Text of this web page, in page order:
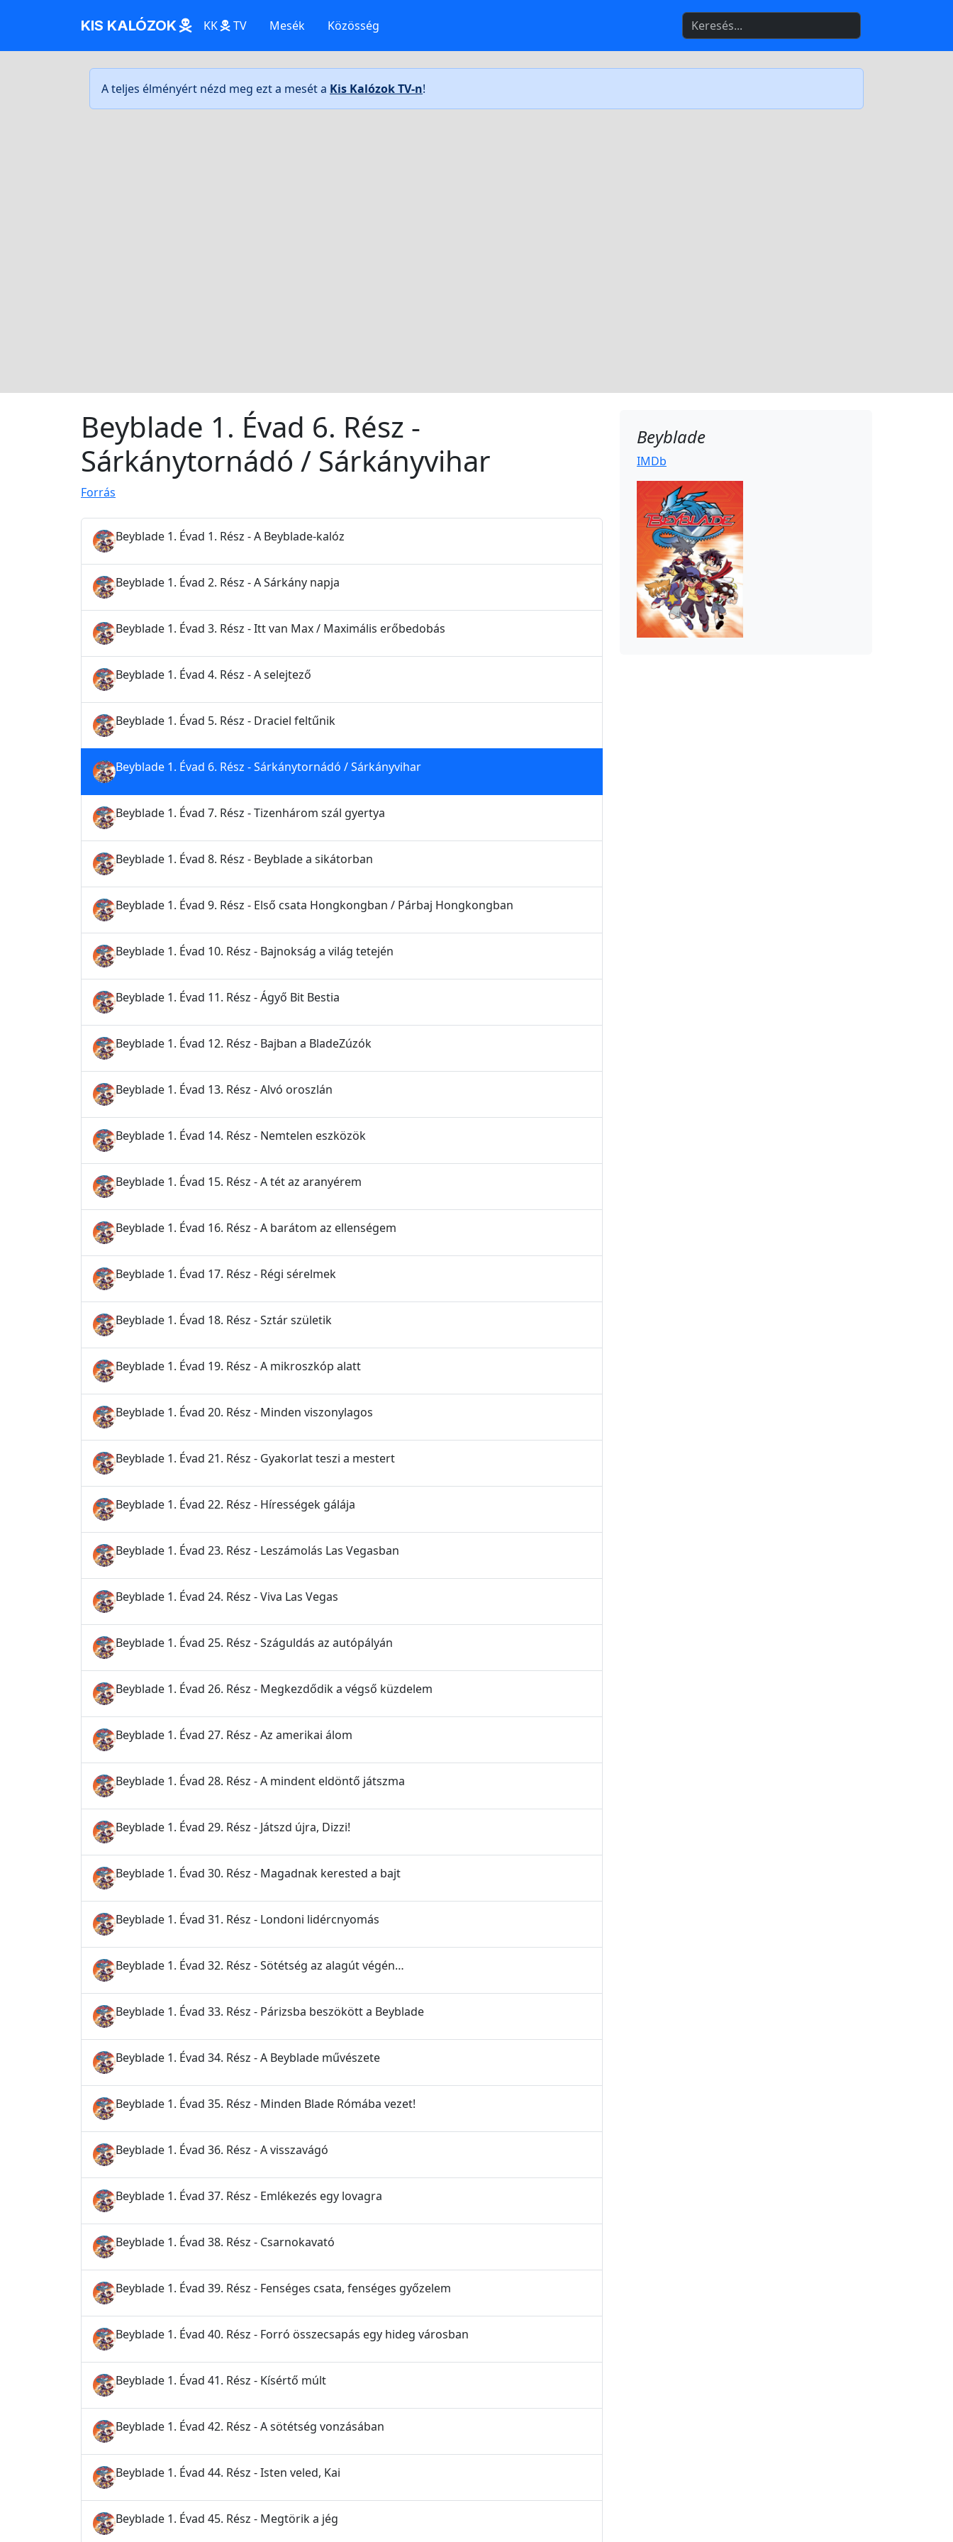
KIS KALÓZOK KK TV Mesék Közösség
A teljes élményért nézd meg ezt a mesét a Kis Kalózok TV-n!
Beyblade 1. Évad 6. Rész -
Sárkánytornádó / Sárkányvihar
Forrás
Beyblade 1. Évad 1. Rész - A Beyblade-kalóz
Beyblade 1. Évad 2. Rész - A Sárkány napja
Beyblade 1. Évad 3. Rész - Itt van Max / Maximális erőbedobás
Beyblade 1. Évad 4. Rész - A selejtező
Beyblade 1. Évad 5. Rész - Draciel feltűnik
Beyblade 1. Évad 6. Rész - Sárkánytornádó / Sárkányvihar
Beyblade 1. Évad 7. Rész - Tizenhárom szál gyertya
Beyblade 1. Évad 8. Rész - Beyblade a sikátorban
Beyblade 1. Évad 9. Rész - Első csata Hongkongban / Párbaj Hongkongban
Beyblade 1. Évad 10. Rész - Bajnokság a világ tetején
Beyblade 1. Évad 11. Rész - Ágyő Bit Bestia
Beyblade 1. Évad 12. Rész - Bajban a BladeZúzók
Beyblade 1. Évad 13. Rész - Alvó oroszlán
Beyblade 1. Évad 14. Rész - Nemtelen eszközök
Beyblade 1. Évad 15. Rész - A tét az aranyérem
Beyblade 1. Évad 16. Rész - A barátom az ellenségem
Beyblade 1. Évad 17. Rész - Régi sérelmek
Beyblade 1. Évad 18. Rész - Sztár születik
Beyblade 1. Évad 19. Rész - A mikroszkóp alatt
Beyblade 1. Évad 20. Rész - Minden viszonylagos
Beyblade 1. Évad 21. Rész - Gyakorlat teszi a mestert
Beyblade 1. Évad 22. Rész - Hírességek gálája
Beyblade 1. Évad 23. Rész - Leszámolás Las Vegasban
Beyblade 1. Évad 24. Rész - Viva Las Vegas
Beyblade 1. Évad 25. Rész - Száguldás az autópályán
Beyblade 1. Évad 26. Rész - Megkezdődik a végső küzdelem
Beyblade 1. Évad 27. Rész - Az amerikai álom
Beyblade 1. Évad 28. Rész - A mindent eldöntő játszma
Beyblade 1. Évad 29. Rész - Játszd újra, Dizzi!
Beyblade 1. Évad 30. Rész - Magadnak kerested a bajt
Beyblade 1. Évad 31. Rész - Londoni lidércnyomás
Beyblade 1. Évad 32. Rész - Sötétség az alagút végén…
Beyblade 1. Évad 33. Rész - Párizsba beszökött a Beyblade
Beyblade 1. Évad 34. Rész - A Beyblade művészete
Beyblade 1. Évad 35. Rész - Minden Blade Rómába vezet!
Beyblade 1. Évad 36. Rész - A visszavágó
Beyblade 1. Évad 37. Rész - Emlékezés egy lovagra
Beyblade 1. Évad 38. Rész - Csarnokavató
Beyblade 1. Évad 39. Rész - Fenséges csata, fenséges győzelem
Beyblade 1. Évad 40. Rész - Forró összecsapás egy hideg városban
Beyblade 1. Évad 41. Rész - Kísértő múlt
Beyblade 1. Évad 42. Rész - A sötétség vonzásában
Beyblade 1. Évad 44. Rész - Isten veled, Kai
Beyblade 1. Évad 45. Rész - Megtörik a jég
Beyblade
IMDb